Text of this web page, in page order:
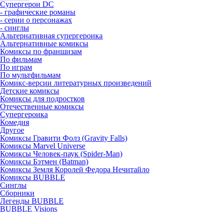
Супергерои DC
- графические романы
- серии о персонажах
- синглы
Альтернативная супергероика
Альтернативные комиксы
Комиксы по франшизам
По фильмам
По играм
По мультфильмам
Комикс-версии литературных произведений
Детские комиксы
Комиксы для подростков
Отечественные комиксы
Супергероика
Комедия
Другое
Комиксы Гравити Фолз (Gravity Falls)
Комиксы Marvel Universe
Комиксы Человек-паук (Spider-Man)
Комиксы Бэтмен (Batman)
Комиксы Земля Королей Федора Нечитайло
Комиксы BUBBLE
Синглы
Сборники
Легенды BUBBLE
BUBBLE Visions